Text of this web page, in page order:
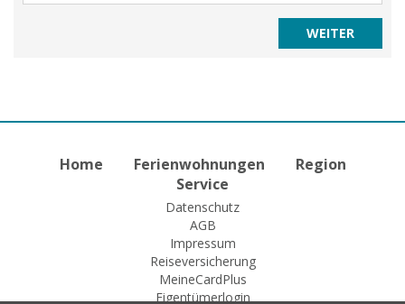
Home Ferienwohnungen
Region
Service
Datenschutz
AGB
Impressum
Reiseversicherung
MeineCardPlus
Eigentümerlogin